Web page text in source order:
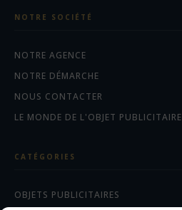
NOTRE SOCIÉTÉ
NOTRE AGENCE
NOTRE DÉMARCHE
NOUS CONTACTER
LE MONDE DE L'OBJET PUBLICITAIRE
CATÉGORIES
OBJETS PUBLICITAIRES